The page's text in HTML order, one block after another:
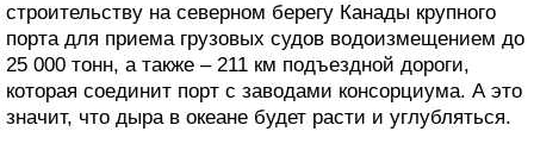
строительству на северном берегу Канады крупного
порта для приема грузовых судов водоизмещением до
25 000 тонн, а также – 211 км подъездной дороги,
которая соединит порт с заводами консорциума. А это
значит, что дыра в океане будет расти и углубляться.